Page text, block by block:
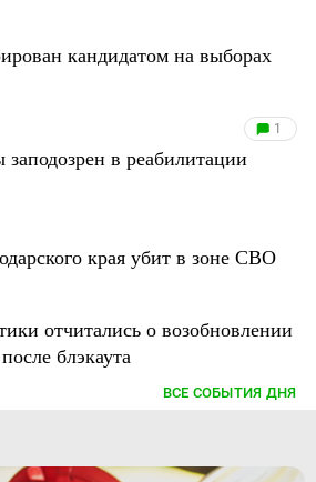
кандидатом на выборах
1
в реабилитации
края убит в зоне СВО
отчитались о возобновлении
блэкаута
ВСЕ СОБЫТИЯ ДНЯ